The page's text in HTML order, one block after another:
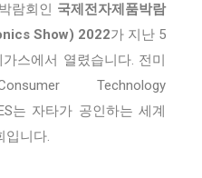
람회인 국제전자제품박람
Show) 2022가 지난 5
스에서 열렸습니다. 전미
Technology
는 자타가 공인하는 세계
입니다.